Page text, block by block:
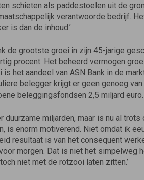
schieten als paddestoelen uit de
verantwoorde bedrijf.
is dan de inhoud.’
de grootste groei in zijn 45-jarige
procent. Het beheerd vermogen
is het aandeel van ASN Bank in de
belegger krijgt er geen genoeg
beleggingsfondsen 2,5 miljard euro.
miljarden, maar is nu al trots
is enorm motiverend. Niet omdat ik
resultaat is van het consequent
morgen. Dat is niet het simpelweg
niet met de rotzooi laten zitten.’